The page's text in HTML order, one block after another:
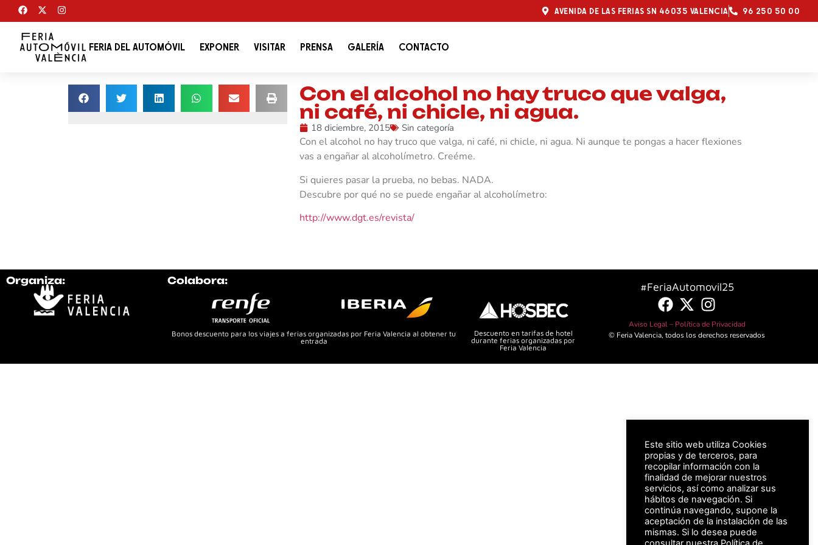
AVENIDA DE LAS FERIAS SN 46035 VALENCIA 96 250 50 00
FERIA DEL AUTOMÓVIL EXPONER VISITAR PRENSA GALERÍA CONTACTO
Con el alcohol no hay truco que valga,
ni café, ni chicle, ni agua.
18 diciembre, 2015 Sin categoría
Con el alcohol no hay truco que valga, ni café, ni chicle, ni agua. Ni aunque te pongas a hacer flexiones
vas a engañar al alcoholímetro. Creéme.
Si quieres pasar la prueba, no bebas. NADA.
Descubre por qué no se puede engañar al alcoholímetro:
http://www.dgt.es/revista/
Organiza: Colabora:
Bonos descuento para los viajes a ferias organizadas por Feria Valencia al obtener tu
entrada
Descuento en tarifas de hotel
durante ferias organizadas por
Feria Valencia
#FeriaAutomovil25
Aviso Legal – Política de Privacidad
© Feria Valencia, todos los derechos reservados
Este sitio web utiliza Cookies
propias y de terceros, para
recopilar información con la
finalidad de mejorar nuestros
servicios, así como analizar sus
hábitos de navegación. Si
continúa navegando, supone la
aceptación de la instalación de las
mismas. Si lo desea puede